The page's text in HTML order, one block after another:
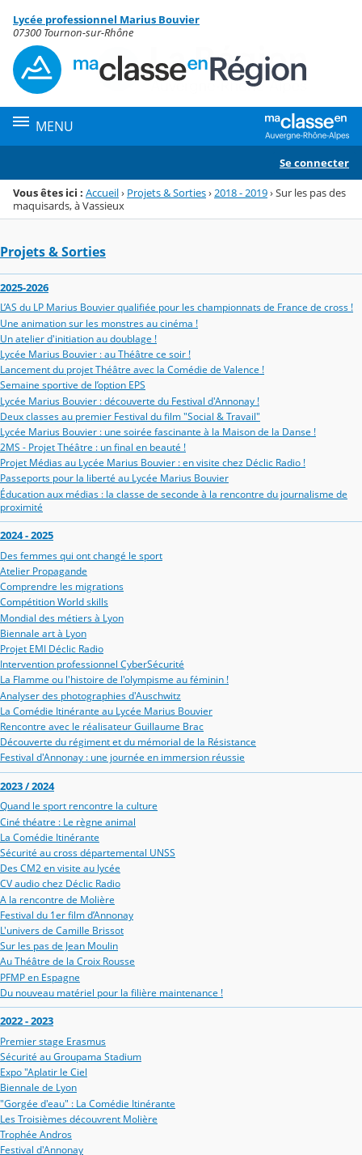
Menu de la rubrique
Contenu
Lycée professionnel Marius Bouvier
07300 Tournon-sur-Rhône
MENU
Se connecter
Vous êtes ici : Accueil› Projets & Sorties› 2018 - 2019›Sur les pas des
maquisards, à Vassieux
Projets & Sorties
2025-2026
L’AS du LP Marius Bouvier qualifiée pour les championnats de France de cross !
Une animation sur les monstres au cinéma !
Un atelier d'initiation au doublage !
Lycée Marius Bouvier : au Théâtre ce soir !
Lancement du projet Théâtre avec la Comédie de Valence !
Semaine sportive de l’option EPS
Lycée Marius Bouvier : découverte du Festival d'Annonay !
Deux classes au premier Festival du film "Social & Travail"
Lycée Marius Bouvier : une soirée fascinante à la Maison de la Danse !
2MS - Projet Théâtre : un final en beauté !
Projet Médias au Lycée Marius Bouvier : en visite chez Déclic Radio !
Passeports pour la liberté au Lycée Marius Bouvier
Éducation aux médias : la classe de seconde à la rencontre du journalisme de
proximité
2024 - 2025
Des femmes qui ont changé le sport
Atelier Propagande
Comprendre les migrations
Compétition World skills
Mondial des métiers à Lyon
Biennale art à Lyon
Projet EMI Déclic Radio
Intervention professionnel CyberSécurité
La Flamme ou l'histoire de l'olympisme au féminin !
Analyser des photographies d'Auschwitz
La Comédie Itinérante au Lycée Marius Bouvier
Rencontre avec le réalisateur Guillaume Brac
Découverte du régiment et du mémorial de la Résistance
Festival d'Annonay : une journée en immersion réussie
2023 / 2024
Quand le sport rencontre la culture
Ciné théatre : Le règne animal
La Comédie Itinérante
Sécurité au cross départemental UNSS
Des CM2 en visite au lycée
CV audio chez Déclic Radio
A la rencontre de Molière
Festival du 1er film d’Annonay
L'univers de Camille Brissot
Sur les pas de Jean Moulin
Au Théâtre de la Croix Rousse
PFMP en Espagne
Du nouveau matériel pour la filière maintenance !
2022 - 2023
Premier stage Erasmus
Sécurité au Groupama Stadium
Expo "Aplatir le Ciel
Biennale de Lyon
"Gorgée d'eau" : La Comédie Itinérante
Les Troisièmes découvrent Molière
Trophée Andros
Festival d'Annonay